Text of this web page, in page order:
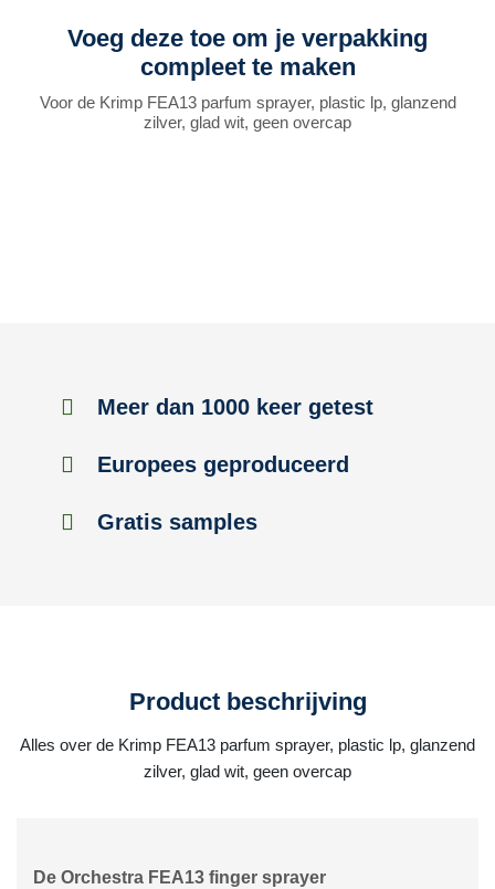
Voeg deze toe om je verpakking
compleet te maken
Voor de Krimp FEA13 parfum sprayer, plastic lp, glanzend
zilver, glad wit, geen overcap
Meer dan 1000 keer getest
Europees geproduceerd
Gratis samples
Product beschrijving
Alles over de Krimp FEA13 parfum sprayer, plastic lp, glanzend
zilver, glad wit, geen overcap
De Orchestra FEA13 finger sprayer